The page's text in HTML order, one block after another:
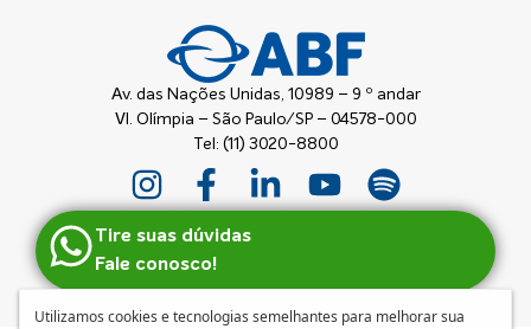
Av. das Nações Unidas, 10989 – 9 º andar
Vl. Olímpia – São Paulo/SP – 04578-000
Tel: (11) 3020-8800
Tire suas dúvidas
Fale conosco!
Utilizamos cookies e tecnologias semelhantes para melhorar sua